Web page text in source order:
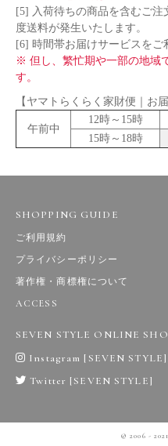
[5] 入荷待ちの商品を含むご
度送料が発生いたします。
[6] 時間帯お届けサービスをご
※ 但し、繁忙期や一部の地域
す。
【ヤマトらくらく家財便｜お
午前中
12時～15時
15時～18時
SHOPPING GUIDE
ご利用規約
プライバシーポリシー
著作権・商標権について
ACCESS
SEVEN STYLE ONLINE
Instagram [SEVEN STYLE]
Twitter [SEVEN STYLE]
© 2006 -